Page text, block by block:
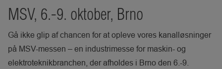
MSV, 6.-9. oktober, Brno
Gå ikke glip af chancen for at opleve vores kanalløsninger
på MSV-messen – en industrimesse for maskin- og
elektroteknikbranchen, der afholdes i Brno den 6.-9.